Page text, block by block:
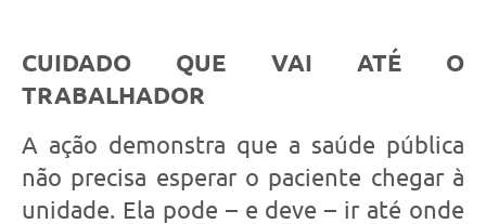
CUIDADO QUE VAI ATÉ O
TRABALHADOR
A ação demonstra que a saúde pública
não precisa esperar o paciente chegar à
unidade. Ela pode – e deve – ir até onde